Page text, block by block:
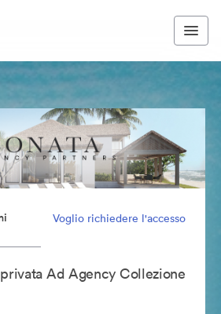
Voglio richiedere l'accesso
Ad Agency Collezione